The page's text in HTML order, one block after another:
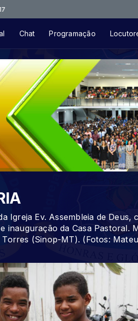
Chat Programação
Igreja Ev. Assembleia de Deus,
inauguração da Casa Pastoral.
(Sinop-MT). (Fotos: